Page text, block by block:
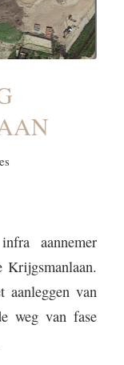
aannemer
Krijgsmanlaan.
aanleggen van
weg van fase